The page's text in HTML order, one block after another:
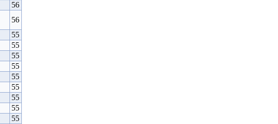
56
56
55
55
55
55
55
55
55
55
55